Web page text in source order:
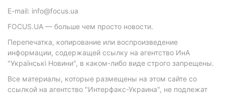
E-mail: info@focus.ua
FOCUS.UA — больше чем просто новости.
Перепечатка, копирование или воспроизведение
информации, содержащей ссылку на агентство ИнА
"Українські Новини", в каком-либо виде строго запрещены.
Все материалы, которые размещены на этом сайте со
ссылкой на агентство "Интерфакс-Украина", не подлежат